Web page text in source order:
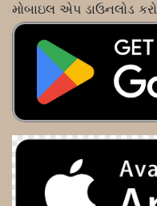
મોબાઇલ એપ ડાઉનલોડ કરો